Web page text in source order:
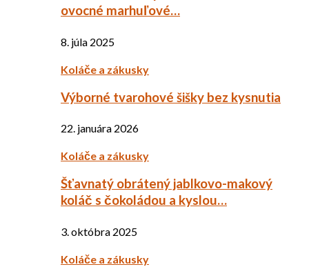
ovocné marhuľové…
8. júla 2025
Koláče a zákusky
Výborné tvarohové šišky bez kysnutia
22. januára 2026
Koláče a zákusky
Šťavnatý obrátený jablkovo-makový
koláč s čokoládou a kyslou…
3. októbra 2025
Koláče a zákusky